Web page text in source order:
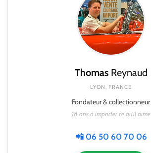
ThomasReynaud
LYON, FRANCE
Fondateur & collectionneur
18 ans à importer ce qu'il aime
📲 06 50 60 70 06